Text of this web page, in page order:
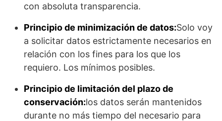
con absoluta transparencia.
Principio de minimización de datos:Solo voy
a solicitar datos estrictamente necesarios en
relación con los fines para los que los
requiero. Los mínimos posibles.
Principio de limitación del plazo de
conservación:los datos serán mantenidos
durante no más tiempo del necesario para